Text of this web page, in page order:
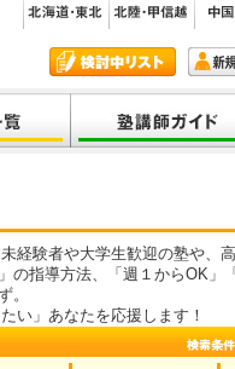
経験者や大学生歓迎の塾や、
指導方法、「週１からOK」
。
い」あなたを応援します！